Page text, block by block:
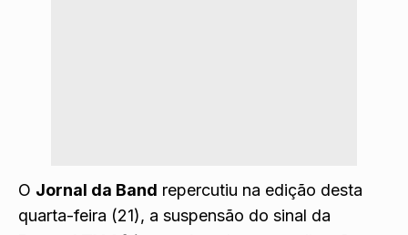
O Jornal da Band repercutiu na edição desta
quarta-feira (21), a suspensão do sinal da